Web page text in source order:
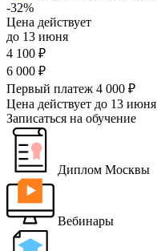
-32%
Цена действует
до 13 июня
4 100 ₽
6 000 ₽
Первый платеж 4 000 ₽
Цена действует до 13 июня
Записаться на обучение
Диплом Москвы
Вебинары